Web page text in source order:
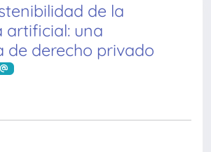
de la
artificial: una
de derecho privado